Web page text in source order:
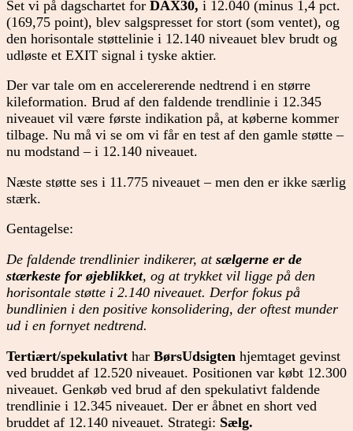
Set vi på dagschartet for DAX30, i 12.040 (minus 1,4 pct.
(169,75 point), blev salgspresset for stort (som ventet), og
den horisontale støttelinie i 12.140 niveauet blev brudt og
udløste et EXIT signal i tyske aktier.
Der var tale om en accelererende nedtrend i en større
kileformation. Brud af den faldende trendlinie i 12.345
niveauet vil være første indikation på, at køberne kommer
tilbage. Nu må vi se om vi får en test af den gamle støtte –
nu modstand – i 12.140 niveauet.
Næste støtte ses i 11.775 niveauet – men den er ikke særlig
stærk.
Gentagelse:
De faldende trendlinier indikerer, at sælgerne er de
stærkeste for øjeblikket, og at trykket vil ligge på den
horisontale støtte i 2.140 niveauet. Derfor fokus på
bundlinien i den positive konsolidering, der oftest munder
ud i en fornyet nedtrend.
Tertiært/spekulativt har BørsUdsigten hjemtaget gevinst
ved bruddet af 12.520 niveauet. Positionen var købt 12.300
niveauet. Genkøb ved brud af den spekulativt faldende
trendlinie i 12.345 niveauet. Der er åbnet en short ved
bruddet af 12.140 niveauet. Strategi: Sælg.